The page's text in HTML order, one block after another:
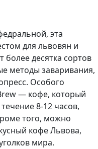
эта
для львовян и
более десятка сортов
методы заваривания,
Особого
— кофе, который
8-12 часов,
того, можно
кофе Львова,
мира.